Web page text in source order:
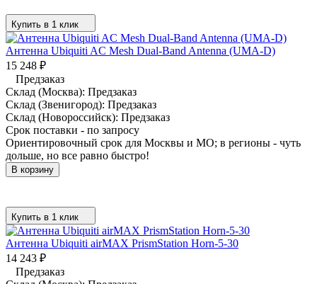
Купить в 1 клик
Антенна Ubiquiti AC Mesh Dual-Band Antenna (UMA-D)
15 248 ₽
Предзаказ
Склад (Москва): Предзаказ
Склад (Звенигород): Предзаказ
Склад (Новороссийск): Предзаказ
Срок поставки - по запросу
Ориентировочный срок для Москвы и МО; в регионы - чуть
дольше, но все равно быстро!
В корзину
Купить в 1 клик
Антенна Ubiquiti airMAX PrismStation Horn-5-30
14 243 ₽
Предзаказ